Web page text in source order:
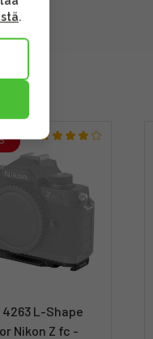
L-Shape
Nikon Z fc -
.